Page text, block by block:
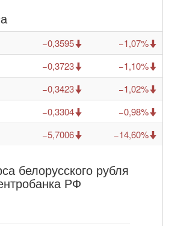
−0,3595
−1,07%
−0,3723
−1,10%
−0,3423
−1,02%
−0,3304
−0,98%
−5,7006 −14,60%
белорусского рубля
РФ